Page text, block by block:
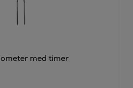
med timer